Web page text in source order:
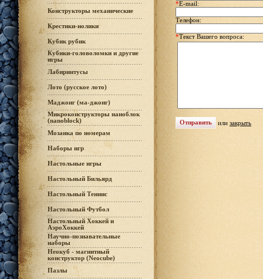
Конструкторы механические
Крестики-нолики
Кубик рубик
Кубики-головоломки и другие
игры
Лабиринтусы
Лото (русское лото)
Маджонг (ма-джонг)
Микроконструкторы наноблок
(nanoblock)
Мозаика по номерам
Наборы игр
Настольные игры
Настольный Бильярд
Настольный Теннис
Настольный Футбол
Настольный Хоккей и
АэроХоккей
Научно-познавательные
наборы
Неокуб - магнитный
конструктор (Neocube)
Пазлы
*E-mail:
Телефон:
*Текст Вашего вопроса:
или закрыть